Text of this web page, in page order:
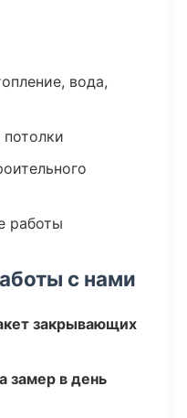
вода,
работы
с нами
закрывающих
замер в день